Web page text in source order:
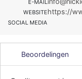
E-MAIL
WEBSITEhttps://
SOCIAL MEDIA
Beoordelingen